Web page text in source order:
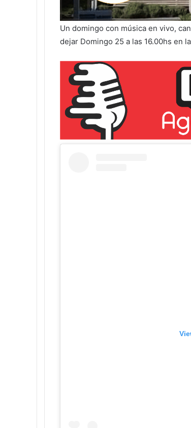
Un domingo con música en vivo,
dejar Domingo 25 a las 16.00hs en